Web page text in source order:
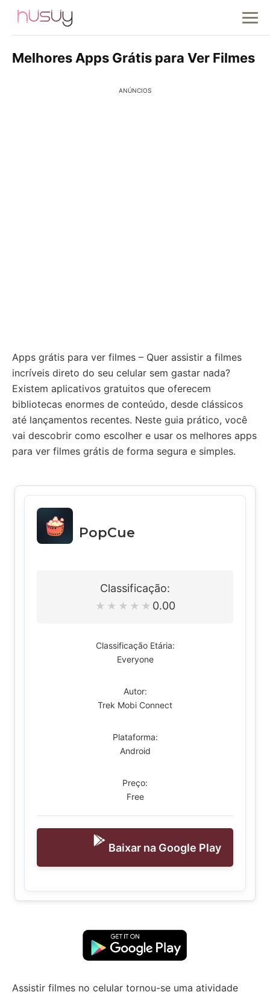
Melhores Apps Grátis para Ver Filmes
ANÚNCIOS
Apps grátis para ver filmes – Quer assistir a filmes
incríveis direto do seu celular sem gastar nada?
Existem aplicativos gratuitos que oferecem
bibliotecas enormes de conteúdo, desde clássicos
até lançamentos recentes. Neste guia prático, você
vai descobrir como escolher e usar os melhores apps
para ver filmes grátis de forma segura e simples.
PopCue
Classificação:
★ ★ ★ ★ ★ 0.00
Classificação Etária:
Everyone
Autor:
Trek Mobi Connect
Plataforma:
Android
Preço:
Free
Baixar na Google Play
Assistir filmes no celular tornou-se uma atividade